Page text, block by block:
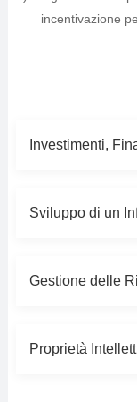
incentivazione
Investimenti,
Sviluppo di un
Gestione delle
Proprietà